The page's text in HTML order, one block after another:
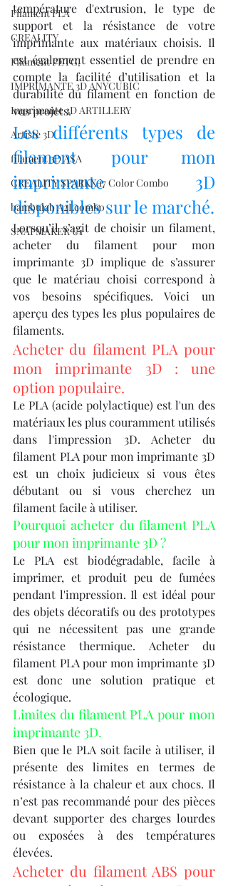
Filament PLA
CREALITY
Filament PETG,
IMPRIMANTE 3D ANYCUBIC
Imprimante 3D ARTILLERY
Artiste 3D
filament 3D ASA
CREALITY SPARKX i7 Color Combo
bambulab A2Lcombo
SNAPMAKER U1
température d'extrusion, le type de
support et la résistance de votre
imprimante aux matériaux choisis. Il
est également essentiel de prendre en
compte la facilité d’utilisation et la
durabilité du filament en fonction de
vos projets.
Les différents types de
filament pour mon
imprimante 3D
disponibles sur le marché.
Lorsqu’il s’agit de choisir un filament,
acheter du filament pour mon
imprimante 3D implique de s’assurer
que le matériau choisi correspond à
vos besoins spécifiques. Voici un
aperçu des types les plus populaires de
filaments.
Acheter du filament PLA pour
mon imprimante 3D : une
option populaire.
Le PLA (acide polylactique) est l'un des
matériaux les plus couramment utilisés
dans l'impression 3D. Acheter du
filament PLA pour mon imprimante 3D
est un choix judicieux si vous êtes
débutant ou si vous cherchez un
filament facile à utiliser.
Pourquoi acheter du filament PLA
pour mon imprimante 3D ?
Le PLA est biodégradable, facile à
imprimer, et produit peu de fumées
pendant l'impression. Il est idéal pour
des objets décoratifs ou des prototypes
qui ne nécessitent pas une grande
résistance thermique. Acheter du
filament PLA pour mon imprimante 3D
est donc une solution pratique et
écologique.
Limites du filament PLA pour mon
imprimante 3D.
Bien que le PLA soit facile à utiliser, il
présente des limites en termes de
résistance à la chaleur et aux chocs. Il
n’est pas recommandé pour des pièces
devant supporter des charges lourdes
ou exposées à des températures
élevées.
Acheter du filament ABS pour